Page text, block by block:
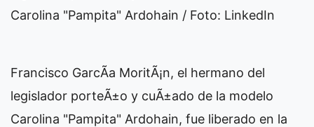
Carolina "Pampita" Ardohain / Foto: LinkedIn
Francisco GarcÃ­a MoritÃ¡n, el hermano del
legislador porteÃ±o y cuÃ±ado de la modelo
Carolina "Pampita" Ardohain, fue liberado en la